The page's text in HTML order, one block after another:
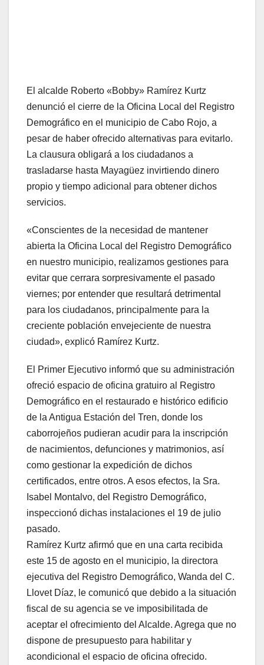
El alcalde Roberto «Bobby» Ramírez Kurtz
denunció el cierre de la Oficina Local del Registro
Demográfico en el municipio de Cabo Rojo, a
pesar de haber ofrecido alternativas para evitarlo.
La clausura obligará a los ciudadanos a
trasladarse hasta Mayagüez invirtiendo dinero
propio y tiempo adicional para obtener dichos
servicios.
«Conscientes de la necesidad de mantener
abierta la Oficina Local del Registro Demográfico
en nuestro municipio, realizamos gestiones para
evitar que cerrara sorpresivamente el pasado
viernes; por entender que resultará detrimental
para los ciudadanos, principalmente para la
creciente población envejeciente de nuestra
ciudad», explicó Ramírez Kurtz.
El Primer Ejecutivo informó que su administración
ofreció espacio de oficina gratuiro al Registro
Demográfico en el restaurado e histórico edificio
de la Antigua Estación del Tren, donde los
caborrojeños pudieran acudir para la inscripción
de nacimientos, defunciones y matrimonios, así
como gestionar la expedición de dichos
certificados, entre otros. A esos efectos, la Sra.
Isabel Montalvo, del Registro Demográfico,
inspeccionó dichas instalaciones el 19 de julio
pasado.
Ramírez Kurtz afirmó que en una carta recibida
este 15 de agosto en el municipio, la directora
ejecutiva del Registro Demográfico, Wanda del C.
Llovet Díaz, le comunicó que debido a la situación
fiscal de su agencia se ve imposibilitada de
aceptar el ofrecimiento del Alcalde. Agrega que no
dispone de presupuesto para habilitar y
acondicional el espacio de oficina ofrecido.